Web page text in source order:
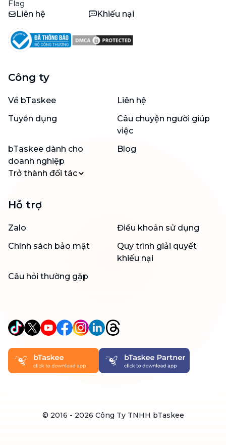
Liên hệ Khiếu nại
Công ty
Về bTaskee
Liên hệ
Tuyển dụng
Câu chuyện người giúp
việc
bTaskee dành cho
doanh nghiệp
Blog
Trở thành đối tác
Hỗ trợ
Zalo
Điều khoản sử dụng
Chính sách bảo mật
Quy trình giải quyết
khiếu nại
Câu hỏi thường gặp
© 2016 - 2026 Công Ty TNHH bTaskee